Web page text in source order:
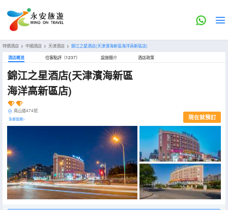
特價酒店 > 中國酒店 > 天津酒店 > 錦江之星酒店(天津濱海新區海洋高新區店)
酒店概览 住客點評（1237） 設施簡介 酒店政策
錦江之星酒店(天津濱海新區
海洋高新區店)
堯山道474號
全部設施> 現在就預訂